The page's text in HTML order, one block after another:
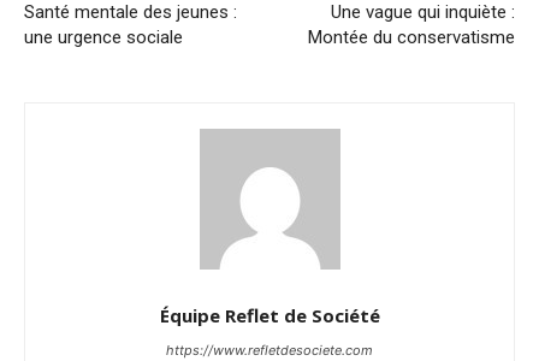
Santé mentale des jeunes :
une urgence sociale
Une vague qui inquiète :
Montée du conservatisme
Équipe Reflet de Société
https://www.refletdesociete.com